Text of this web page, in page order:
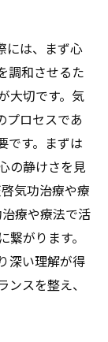
には、まず心
調和させるた
大切です。気
プロセスであ
です。まずは
の静けさを見
気功治療や療
療や療法で活
がります。
深い理解が得
スを整え、